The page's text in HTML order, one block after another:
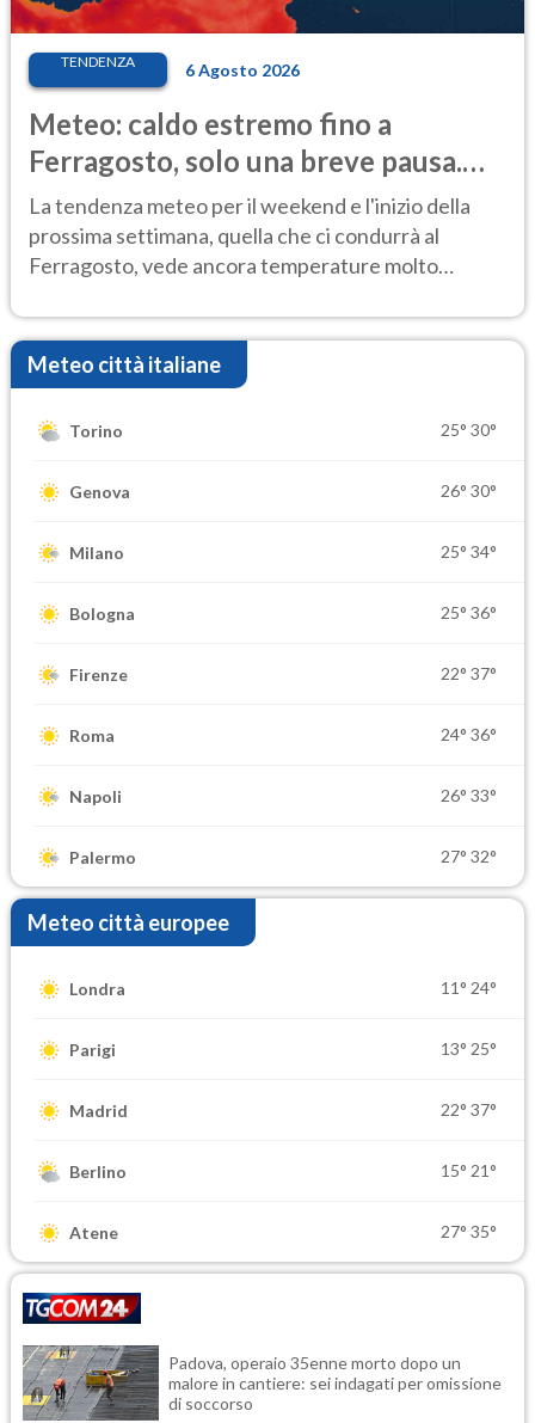
TENDENZA 6 Agosto 2026
Meteo: caldo estremo fino a
Ferragosto, solo una breve pausa.
Ecco dove
La tendenza meteo per il weekend e l'inizio della
prossima settimana, quella che ci condurrà al
Ferragosto, vede ancora temperature molto
Meteo città italiane
Torino 25° 30°
Genova 26° 30°
Milano 25° 34°
Bologna 25° 36°
Firenze 22° 37°
Roma 24° 36°
Napoli 26° 33°
Palermo 27° 32°
Meteo città europee
Londra 11° 24°
Parigi 13° 25°
Madrid 22° 37°
Berlino 15° 21°
Atene 27° 35°
Padova, operaio 35enne morto dopo un
malore in cantiere: sei indagati per omissione
di soccorso